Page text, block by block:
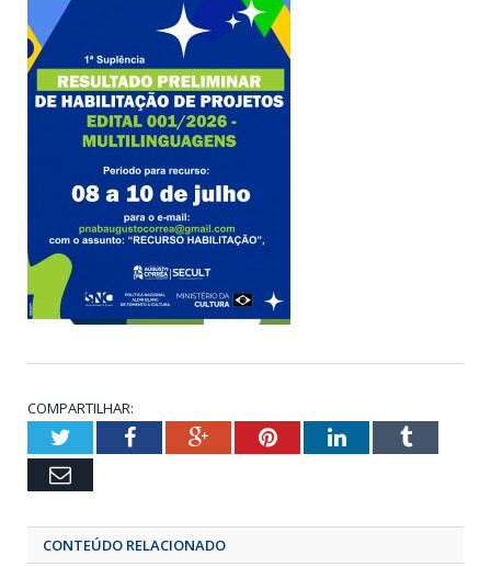
COMPARTILHAR:
TwitterFacebookGoogle+Pinterest
LinkedIn
Email
CONTEÚDO RELACIONADO